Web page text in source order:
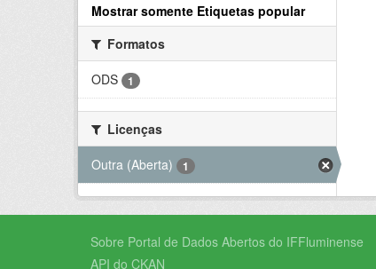
Mostrar somente Etiquetas popular
Formatos
ODS
1
Licenças
Outra (Aberta)
1
Sobre Portal de Dados Abertos do IFFluminense
API do CKAN